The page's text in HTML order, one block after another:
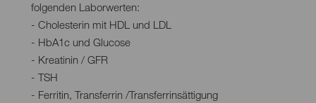
folgenden Laborwerten:
- Cholesterin mit HDL und LDL
- HbA1c und Glucose
- Kreatinin / GFR
- TSH
- Ferritin, Transferrin /Transferrinsättigung